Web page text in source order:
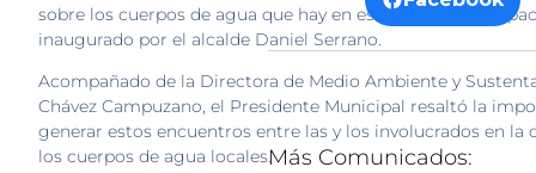
sobre los cuerpos de agua que hay en este municipio;
inaugurado por el alcalde Daniel Serrano.
Acompañado de la Directora de Medio Ambiente y
Chávez Campuzano, el Presidente Municipal resaltó la
generar estos encuentros entre las y los involucrados en la
los cuerpos de agua locales.Más Comunicados: